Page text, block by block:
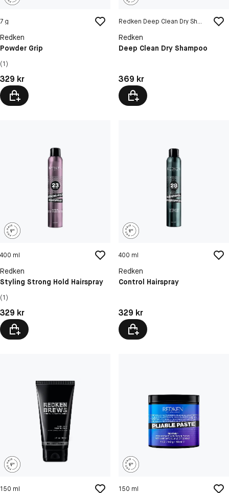
7 g
Redken
Powder Grip
(1)
Pris: 329 kr
329 kr
Redken Deep Clean Dry Shampoo
Redken
Deep Clean Dry Shampoo
Pris: 369 kr
369 kr
400 ml
Redken
Styling Strong Hold Hairspray
(1)
Pris: 329 kr
329 kr
400 ml
Redken
Control Hairspray
Pris: 329 kr
329 kr
150 ml 150 ml